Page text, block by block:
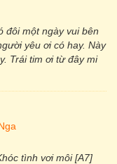
đôi một ngày vui bên
yêu ơi có hay. Này
Trái tim ơi từ đây mi
tình vơi môi [A7]